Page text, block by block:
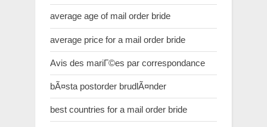
average age of mail order bride
average price for a mail order bride
Avis des mariГ©es par correspondance
bÃ¤sta postorder brudlÃ¤nder
best countries for a mail order bride